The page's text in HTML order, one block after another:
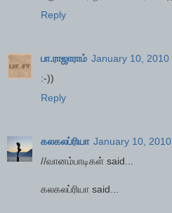
Reply
பா.ராஜாராம் January 10, 2010
:-))
Reply
கலகலப்ரியா January 10,
//வானம்பாடிகள் said...
கலகலப்ரியா said...